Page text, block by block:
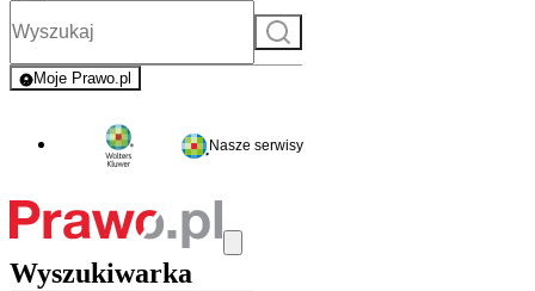
Szukaj
Moje Prawo.pl
- rejestracja i logowanie do serwisu
Nasze serwisy
Wyszukiwarka